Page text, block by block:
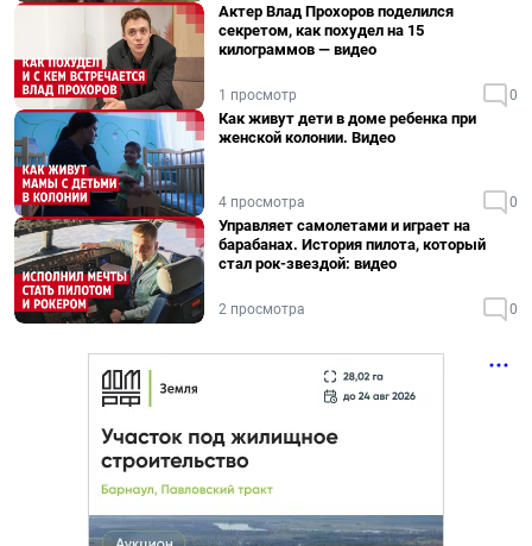
Актер Влад Прохоров поделился
секретом, как похудел на 15
килограммов — видео
1 просмотр 0
Как живут дети в доме ребенка при
женской колонии. Видео
4 просмотра 0
Управляет самолетами и играет на
барабанах. История пилота, который
стал рок-звездой: видео
2 просмотра 0